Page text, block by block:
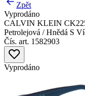
Zpět
Vyprodáno
CALVIN KLEIN
Petrolejová / Hnědá S
Čís. art. 1582903
Vyprodáno